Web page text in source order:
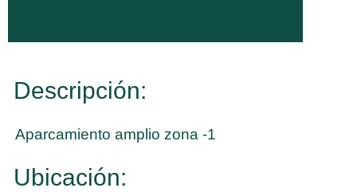
Descripción:
Aparcamiento amplio zona -1
Ubicación: